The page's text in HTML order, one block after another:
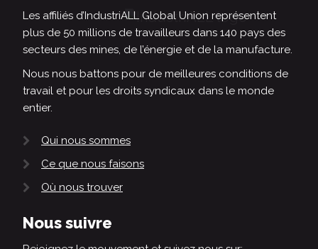
Les affiliés d’IndustriALL Global Union représentent
plus de 50 millions de travailleurs dans 140 pays des
secteurs des mines, de l’énergie et de la manufacture.
Nous nous battons pour de meilleures conditions de
travail et pour les droits syndicaux dans le monde
entier.
Qui nous sommes
Ce que nous faisons
Où nous trouver
Nous suivre